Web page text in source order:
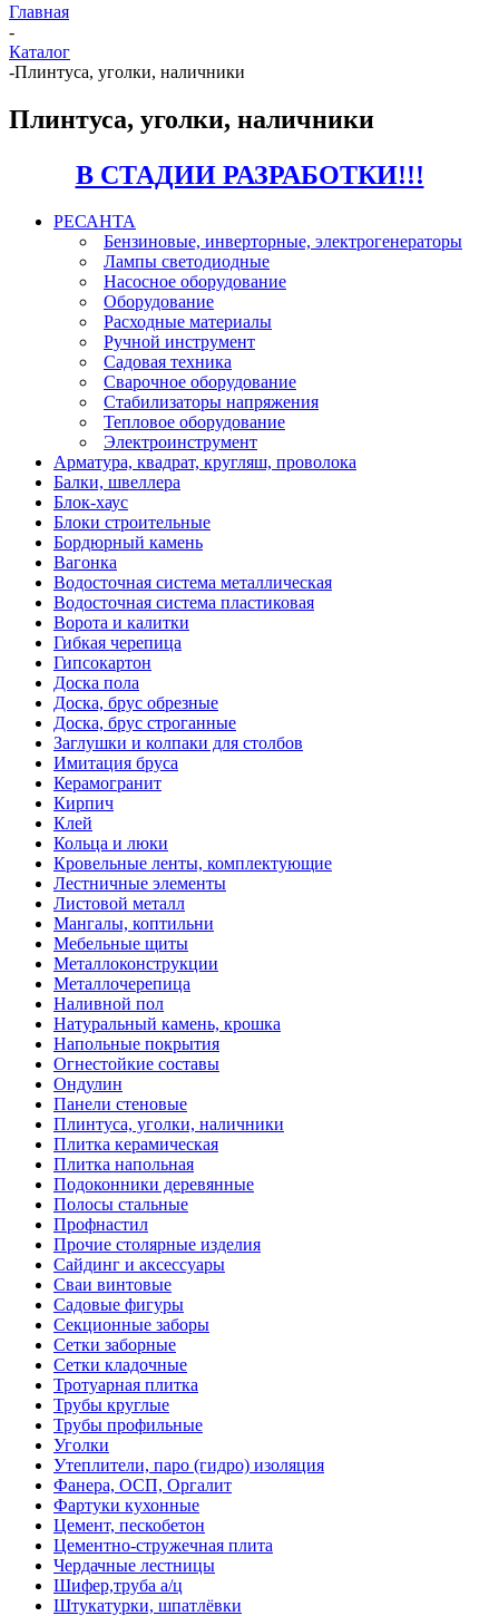
Главная
-
Каталог
-Плинтуса, уголки, наличники
Плинтуса, уголки, наличники
В СТАДИИ РАЗРАБОТКИ!!!
РЕСАНТА
Бензиновые, инверторные, электрогенераторы
Лампы светодиодные
Насосное оборудование
Оборудование
Расходные материалы
Ручной инструмент
Садовая техника
Сварочное оборудование
Стабилизаторы напряжения
Тепловое оборудование
Электроинструмент
Арматура, квадрат, кругляш, проволока
Балки, швеллера
Блок-хаус
Блоки строительные
Бордюрный камень
Вагонка
Водосточная система металлическая
Водосточная система пластиковая
Ворота и калитки
Гибкая черепица
Гипсокартон
Доска пола
Доска, брус обрезные
Доска, брус строганные
Заглушки и колпаки для столбов
Имитация бруса
Керамогранит
Кирпич
Клей
Кольца и люки
Кровельные ленты, комплектующие
Лестничные элементы
Листовой металл
Мангалы, коптильни
Мебельные щиты
Металлоконструкции
Металлочерепица
Наливной пол
Натуральный камень, крошка
Напольные покрытия
Огнестойкие составы
Ондулин
Панели стеновые
Плинтуса, уголки, наличники
Плитка керамическая
Плитка напольная
Подоконники деревянные
Полосы стальные
Профнастил
Прочие столярные изделия
Сайдинг и аксессуары
Сваи винтовые
Садовые фигуры
Секционные заборы
Сетки заборные
Сетки кладочные
Тротуарная плитка
Трубы круглые
Трубы профильные
Уголки
Утеплители, паро (гидро) изоляция
Фанера, ОСП, Оргалит
Фартуки кухонные
Цемент, пескобетон
Цементно-стружечная плита
Чердачные лестницы
Шифер,труба а/ц
Штукатурки, шпатлёвки